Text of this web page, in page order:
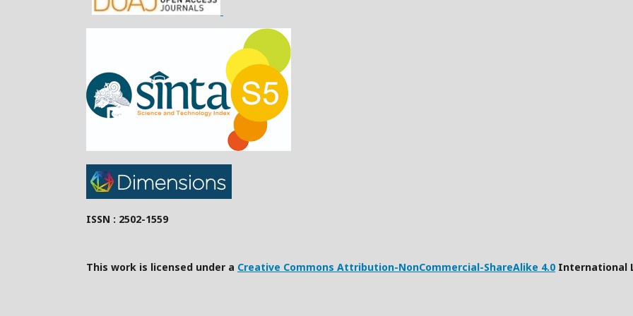
ISSN : 2502-1559
This work is licensed under a Creative Commons Attribution-NonCommercial-ShareAlike 4.0 International